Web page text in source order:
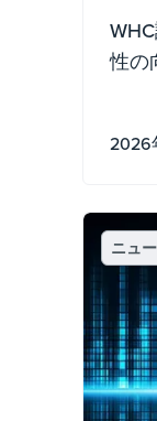
性の
請で
2026
ニュ